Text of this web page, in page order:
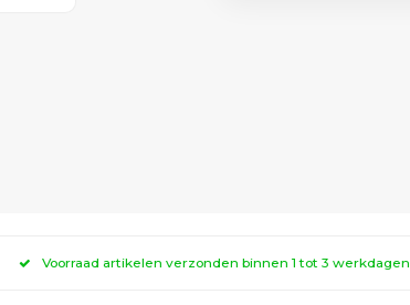
Voorraad artikelen verzonden binnen 1 tot 3 werkdagen